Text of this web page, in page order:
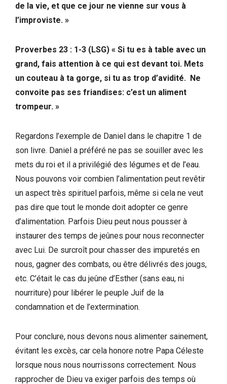
de la vie, et que ce jour ne vienne sur vous à
l’improviste. »
Proverbes 23 : 1-3 (LSG) « Si tu es à table avec un
grand, fais attention à ce qui est devant toi. Mets
un couteau à ta gorge, si tu as trop d’avidité. Ne
convoite pas ses friandises: c’est un aliment
trompeur. »
Regardons l’exemple de Daniel dans le chapitre 1 de
son livre. Daniel a préféré ne pas se souiller avec les
mets du roi et il a privilégié des légumes et de l’eau.
Nous pouvons voir combien l’alimentation peut revêtir
un aspect très spirituel parfois, même si cela ne veut
pas dire que tout le monde doit adopter ce genre
d’alimentation. Parfois Dieu peut nous pousser à
instaurer des temps de jeûnes pour nous reconnecter
avec Lui. De surcroît pour chasser des impuretés en
nous, gagner des combats, ou être délivrés des jougs,
etc. C’était le cas du jeûne d’Esther (sans eau, ni
nourriture) pour libérer le peuple Juif de la
condamnation et de l’extermination.
Pour conclure, nous devons nous alimenter sainement,
évitant les excès, car cela honore notre Papa Céleste
lorsque nous nous nourrissons correctement. Nous
rapprocher de Dieu va exiger parfois des temps où